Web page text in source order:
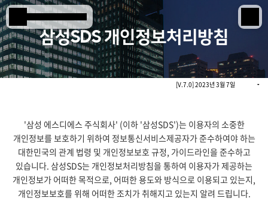
본문 바로 가기
Samsung SDS
IT서비스
비즈니스 솔루션
디지털 혁신
삼성SDS 개인정보처리방침
[V.7.0] 2023년 3월 7일
'삼성 에스디에스 주식회사' (이하 '삼성SDS')는 이용자의 소중한
개인정보를 보호하기 위하여 정보통신서비스제공자가 준수하여야 하는
대한민국의 관계 법령 및 개인정보보호 규정, 가이드라인을 준수하고
있습니다. 삼성SDS는 개인정보처리방침을 통하여 이용자가 제공하는
개인정보가 어떠한 목적으로, 어떠한 용도와 방식으로 이용되고 있는지,
개인정보보호를 위해 어떠한 조치가 취해지고 있는지 알려 드립니다.